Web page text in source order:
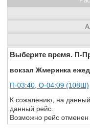
Выберите время. П-
вокзал Жмеринка
П-03:40, О-04:09 (108Ш)
К сожалению, на
данный рейс.
Возможно рейс отменен